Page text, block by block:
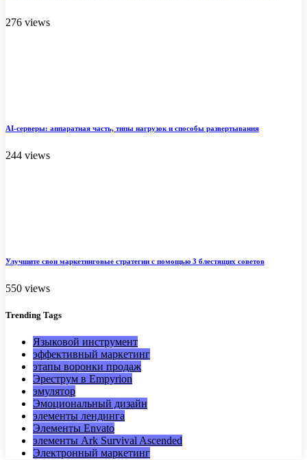
276 views
AI-серверы: аппаратная часть, типы нагрузок и способы развертывания
244 views
Улучшите свои маркетинговые стратегии с помощью 3 блестящих советов
550 views
Trending Tags
Языковой инструмент
эффективный маркетинг
этапы воронки продаж
Эреструм в Empyrion
эмулятор
Эмоциональный дизайн
элементы лендинга
Элементы Envato
элементы Ark Survival Ascended
Электронный маркетинг